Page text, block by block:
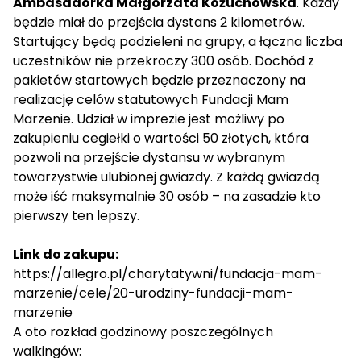
będzie miał do przejścia dystans 2 kilometrów.
Startujący będą podzieleni na grupy, a łączna liczba
uczestników nie przekroczy 300 osób. Dochód z
pakietów startowych będzie przeznaczony na
realizację celów statutowych Fundacji Mam
Marzenie. Udział w imprezie jest możliwy po
zakupieniu cegiełki o wartości 50 złotych, która
pozwoli na przejście dystansu w wybranym
towarzystwie ulubionej gwiazdy. Z każdą gwiazdą
może iść maksymalnie 30 osób – na zasadzie kto
pierwszy ten lepszy.
Link do zakupu:
https://allegro.pl/charytatywni/fundacja-mam-
marzenie/cele/20-urodziny-fundacji-mam-
marzenie
A oto rozkład godzinowy poszczególnych
walkingów: